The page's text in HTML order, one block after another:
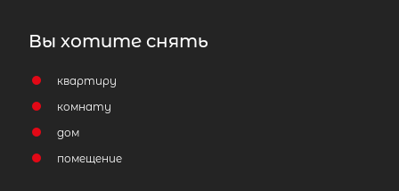
Вы хотите снять
квартиру
комнату
дом
помещение